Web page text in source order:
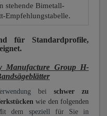
stehende Bimetall-
Empfehlungstabelle.
für Standardprofile,
Manufacture Group H-
beischwer zu
wie den folgenden
dem speziell für Sie in